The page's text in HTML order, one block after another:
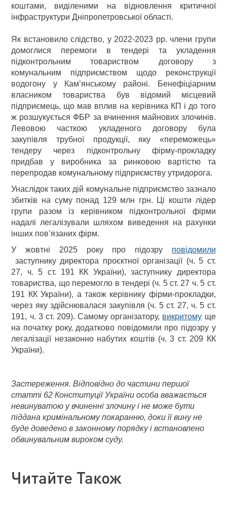
коштами, виділеними на відновлення критичної
інфраструктури Дніпропетровської області.
Як встановило слідство, у 2022-2023 рр. члени групи
домоглися перемоги в тендері та укладення
підконтрольним товариством договору з
комунальним підприємством щодо реконструкції
водогону у Кам’янському районі. Бенефіціарним
власником товариства був відомий місцевий
підприємець, що мав вплив на керівника КП і до того
ж розшукується ФБР за вчинення майнових злочинів.
Левовою часткою укладеного договору була
закупівля трубної продукції, яку «переможець»
тендеру через підконтрольну фірму-прокладку
придбав у виробника за ринковою вартістю та
перепродав комунальному підприємству утридорога.
Унаслідок таких дій комунальне підприємство зазнало
збитків на суму понад 129 млн грн. Ці кошти лідер
групи разом із керівником підконтрольної фірми
надалі легалізували шляхом виведення на рахунки
інших пов’язаних фірм.
У жовтні 2025 року про підозру повідомили
заступнику директора проєктної організації (ч. 5 ст.
27, ч. 5 ст. 191 КК України), заступнику директора
товариства, що перемогло в тендері (ч. 5 ст. 27 ч. 5 ст.
191 КК України), а також керівнику фірми-прокладки,
через яку здійснювалася закупівля (ч. 5 ст. 27, ч. 5 ст.
191, ч. 3 ст. 209). Самому організатору, викритому ще
на початку року, додатково повідомили про підозру у
легалізації незаконно набутих коштів (ч. 3 ст. 209 КК
України).
Застереження. Відповідно до частини першої
статті 62 Конституції України особа вважається
невинуватою у вчиненні злочину і не може бути
піддана кримінальному покаранню, доки її вину не
буде доведено в законному порядку і встановлено
обвинувальним вироком суду.
Читайте Також